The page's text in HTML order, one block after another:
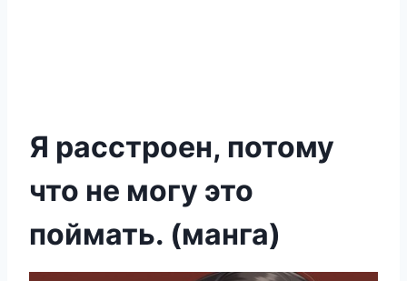
Я расстроен, потому
что не могу это
поймать. (манга)